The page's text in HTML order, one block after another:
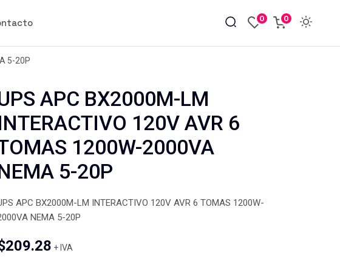
0 0
5-20P
APC BX2000M-LM
120V AVR 6
1200W-2000VA
5-20P
APC BX2000M-LM INTERACTIVO 120V AVR 6 TOMAS 1200W-
NEMA 5-20P
209.28 + IVA